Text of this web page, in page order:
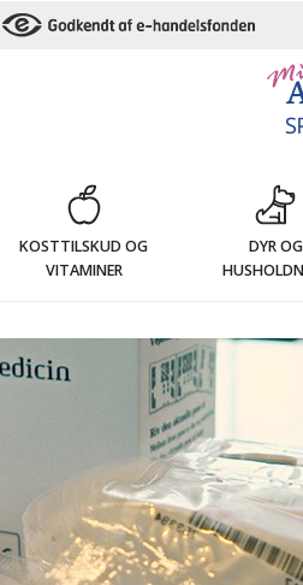
KOSTTILSKUD OG
VITAMINER
DYR OG